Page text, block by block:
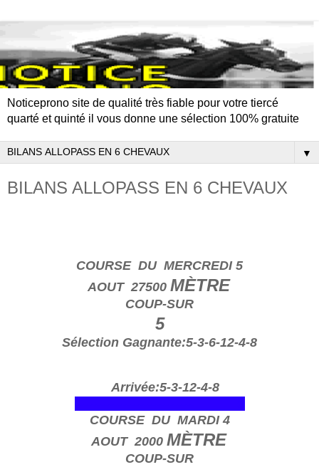
Noticeprono site de qualité très fiable pour votre tiercé
quarté et quinté il vous donne une sélection 100% gratuite
▼
BILANS ALLOPASS EN 6 CHEVAUX
COURSE DU MERCREDI 5
AOUT 27500 MÈTRE
COUP-SUR
5
Sélection Gagnante:5-3-6-12-4-8
Arrivée:5-3-12-4-8
COURSE DU MARDI 4
AOUT 2000 MÈTRE
COUP-SUR